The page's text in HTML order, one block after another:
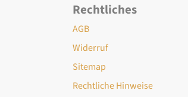
Rechtliches
AGB
Widerruf
Sitemap
Rechtliche Hinweise